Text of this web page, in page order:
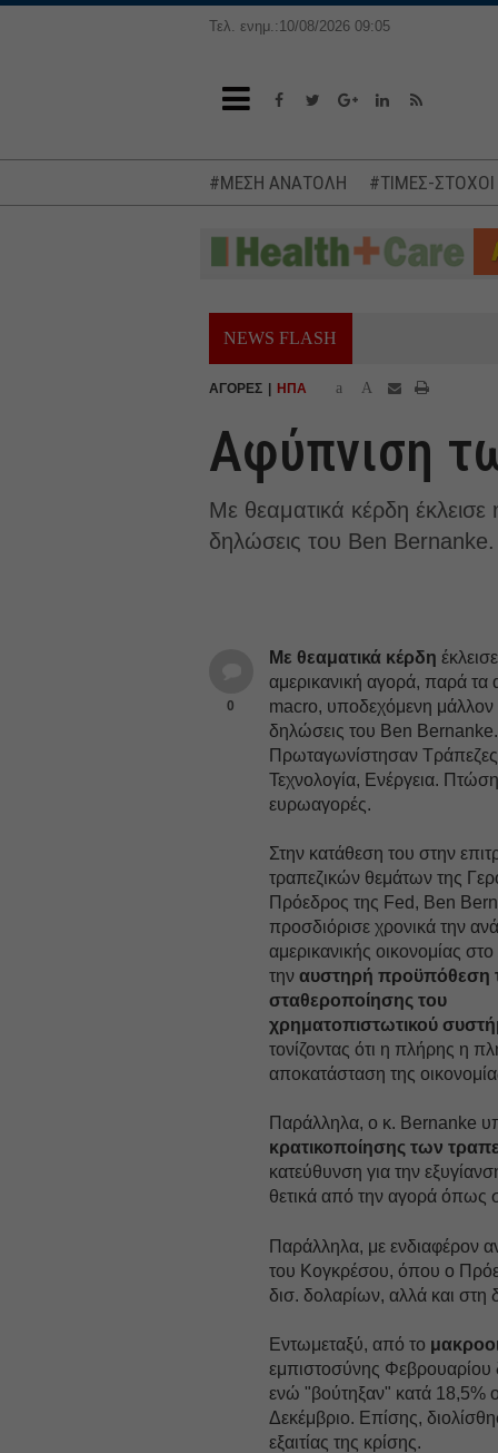
Τελ. ενημ.:10/08/2026 09:05
#ΜΕΣΗ ΑΝΑΤΟΛΗ #ΤΙΜΕΣ-
NEWS FLASH
ΑΓΟΡΕΣ ΗΠΑ a A
Αφύπνιση
Με θεαματικά κέρδη
δηλώσεις του Ben
0
Με θεαματικά κέρδη
αμερικανική αγορά, παρά τα
macro, υποδεχόμενη μάλλον
δηλώσεις του Ben Bernanke.
Πρωταγωνίστησαν
Τεχνολογία, Ενέργεια. Πτώση
ευρωαγορές.
Στην κατάθεση του στην
τραπεζικών θεμάτων της
Πρόεδρος της Fed, Βen
προσδιόρισε χρονικά την
αμερικανικής οικονομίας
τηναυστηρή προϋπόθεση
σταθεροποίησης του
χρηματοπιστωτικού
τονίζοντας ότι η πλήρης η
αποκατάσταση της
Παράλληλα, ο κ. Bernanke
κρατικοποίησης των
κατεύθυνση για την
θετικά από την αγορά όπως
Παράλληλα, με ενδιαφέρον
του Κογκρέσου, όπου ο
δισ. δολαρίων, αλλά και στη
Εντωμεταξύ, από το
εμπιστοσύνης
ενώ "βούτηξαν" κατά 18,5%
Δεκέμβριο. Επίσης,
εξαιτίας της κρίσης.